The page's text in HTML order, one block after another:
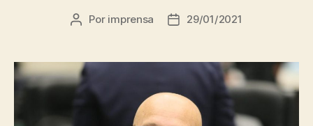
Autor
Por imprensa
Data29/01/2021